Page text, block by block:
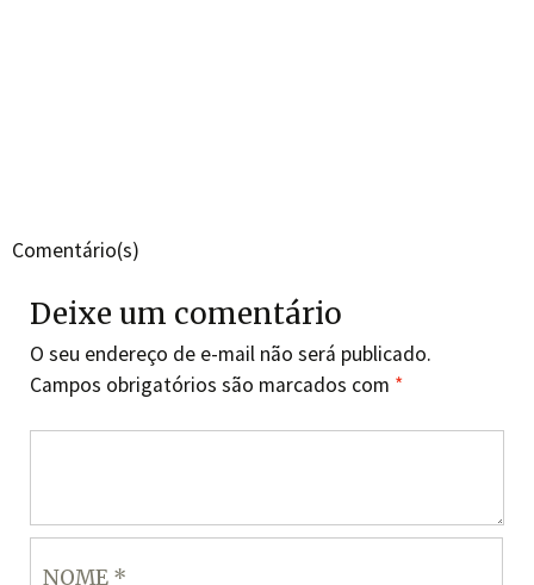
Comentário(s)
Deixe um comentário
O seu endereço de e-mail não será publicado.
Campos obrigatórios são marcados com *